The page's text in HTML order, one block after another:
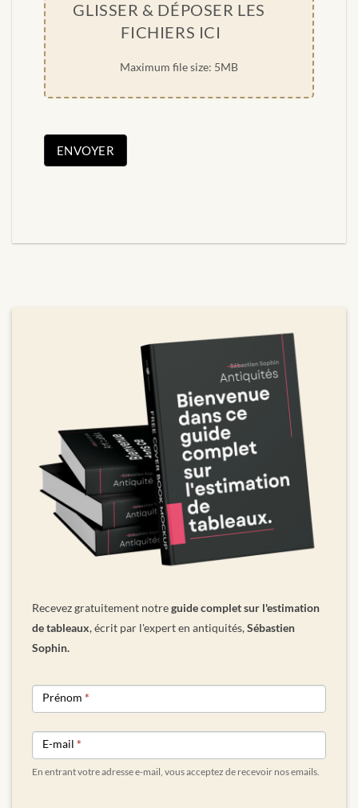
GLISSER & DÉPOSER LES
FICHIERS ICI
Maximum file size: 5MB
ENVOYER
Recevez gratuitement notreguide complet sur l'estimation
de tableaux, écrit par l'expert en antiquités,Sébastien
Sophin.
NEWSLETTER
FORM
Prénom *
E-mail *
En entrant votre adresse e-mail, vous acceptez de recevoir nos emails.